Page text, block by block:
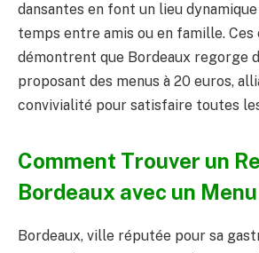
dansantes en font un lieu
temps entre amis ou en famille.
démontrent que Bordeaux regorge
proposant des menus à 20 euros,
convivialité pour satisfaire toutes
Comment Trouver un
Bordeaux avec un
Bordeaux, ville réputée pour sa